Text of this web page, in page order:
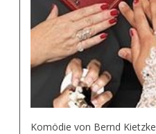
Komödie von Bernd Kietzke